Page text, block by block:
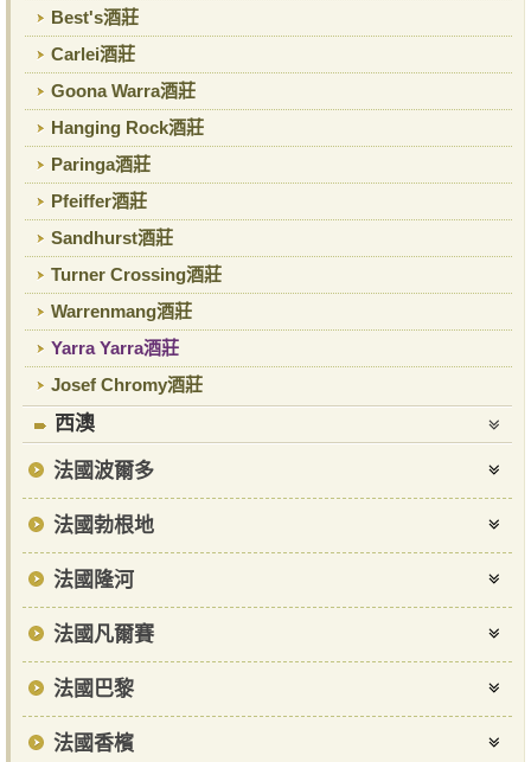
Best's酒莊
Carlei酒莊
Goona Warra酒莊
Hanging Rock酒莊
Paringa酒莊
Pfeiffer酒莊
Sandhurst酒莊
Turner Crossing酒莊
Warrenmang酒莊
Yarra Yarra酒莊
Josef Chromy酒莊
西澳
法國波爾多
法國勃根地
法國隆河
法國凡爾賽
法國巴黎
法國香檳